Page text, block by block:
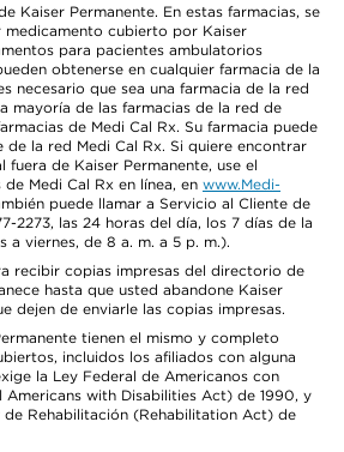
Kaiser Permanente. En estas farmacias, se
medicamento cubierto por Kaiser
para pacientes ambulatorios
obtenerse en cualquier farmacia de la
necesario que sea una farmacia de la red
mayoría de las farmacias de la red de
de Medi Cal Rx. Su farmacia puede
la red Medi Cal Rx. Si quiere encontrar
fuera de Kaiser Permanente, use el
Medi Cal Rx en línea, en www.Medi-
puede llamar a Servicio al Cliente de
2273, las 24 horas del día, los 7 días de la
a viernes, de 8 a. m. a 5 p. m.).
recibir copias impresas del directorio de
hasta que usted abandone Kaiser
dejen de enviarle las copias impresas.
tienen el mismo y completo
incluidos los afiliados con alguna
la Ley Federal de Americanos con
Americans with Disabilities Act) de 1990, y
Rehabilitación (Rehabilitation Act) de